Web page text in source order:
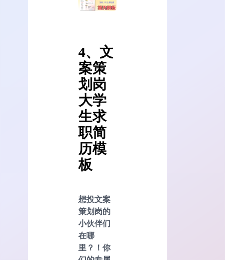
4、文
案策
划岗
大学
生求
职简
历模
板
想投文案
策划岗的
小伙伴们
在哪
里？！你